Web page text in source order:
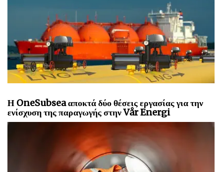
Η OneSubsea αποκτά δύο θέσεις εργασίας για την
ενίσχυση της παραγωγής στην Vår Energi